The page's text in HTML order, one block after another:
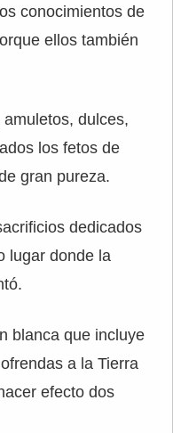
conocimientos de
ellos también
dulces,
los fetos de
gran pureza.
dedicados
lugar donde la
blanca que incluye
a la Tierra
efecto dos